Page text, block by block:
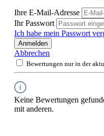
Ihre E-Mail-Adresse
Ihr Passwort
Ich habe mein Passwort
Anmelden
Abbrechen
Bewertungen nur in der
Keine Bewertungen
mit anderen.